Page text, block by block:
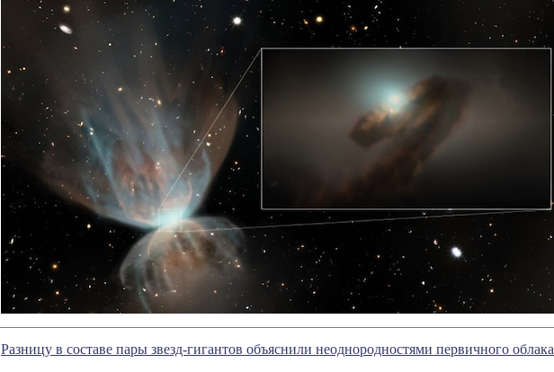
Разницу в составе пары звезд-гигантов объяснили неоднородностями первичного облака